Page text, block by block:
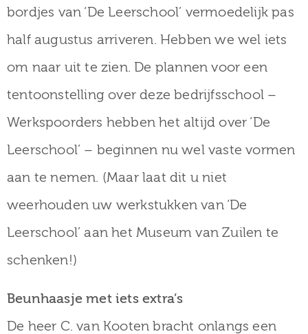
bordjes van ‘De Leerschool’ vermoedelijk pas
half augustus arriveren. Hebben we wel iets
om naar uit te zien. De plannen voor een
tentoonstelling over deze bedrijfsschool –
Werkspoorders hebben het altijd over ‘De
Leerschool’ – beginnen nu wel vaste vormen
aan te nemen. (Maar laat dit u niet
weerhouden uw werkstukken van ‘De
Leerschool’ aan het Museum van Zuilen te
schenken!)
Beunhaasje met iets extra’s
De heer C. van Kooten bracht onlangs een